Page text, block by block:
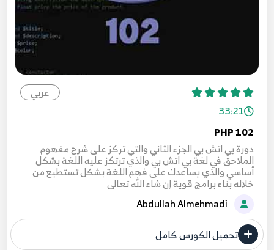
عربي
33:21
PHP 102
دورة بي اتش بي الجزء الثاني والتي تركز على شرح مفهوم
الملاحق في لغة بي اتش بي والذي ترتكز عليه اللغة بشكل
أساسي والذي يساعدك على فهم اللغة بشكل تستطيع من
خلاله بناء برامج قوية إن شاء الله تعالى
تحميل الكورس كامل